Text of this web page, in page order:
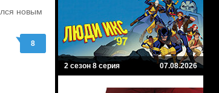
новым
8
2 сезон 8 серия 07.08.2026